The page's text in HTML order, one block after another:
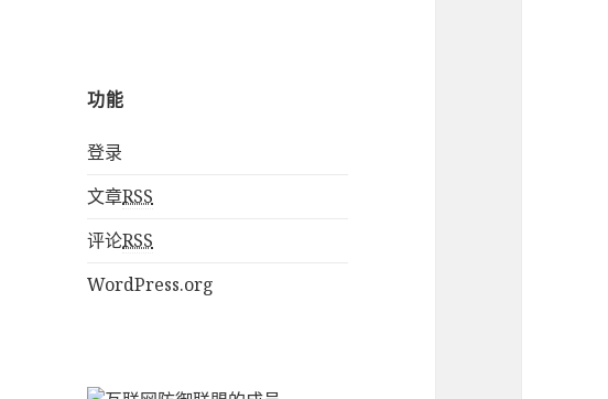
功能
登录
文章RSS
评论RSS
WordPress.org